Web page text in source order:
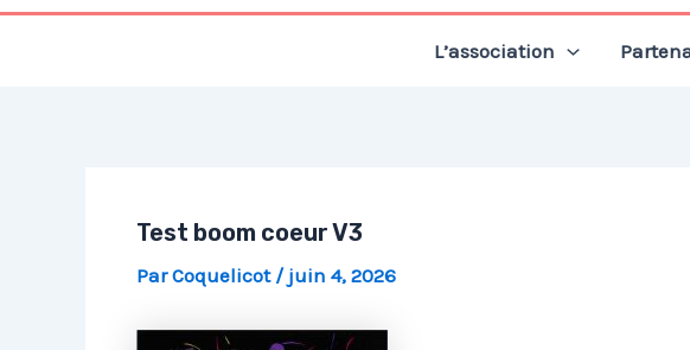
L’association
Test boom coeur V3
ParCoquelicot / juin 4, 2026